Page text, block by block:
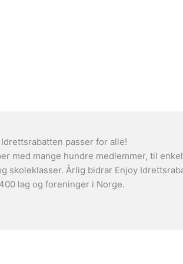
Idrettsrabatten passer for alle!
med mange hundre medlemmer, til
skoleklasser. Årlig bidrar Enjoy
lag og foreninger i Norge.